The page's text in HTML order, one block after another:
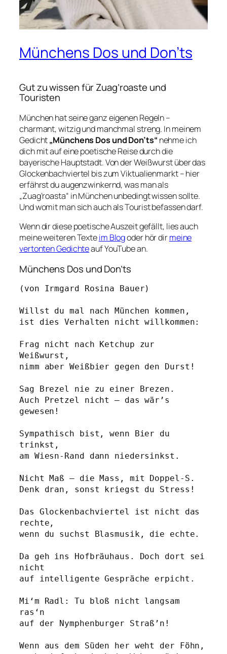
Münchens Dos und Don’ts
Gut zu wissen für Zuag’roaste und
Touristen
München hat seine ganz eigenen Regeln –
charmant, witzig und manchmal streng. In meinem
Gedicht„Münchens Dos und Don’ts“ nehme ich
dich mit auf eine poetische Reise durch die
bayerische Hauptstadt. Von der Weißwurst über das
Glockenbachviertel bis zum Viktualienmarkt – hier
erfährst du augenzwinkernd, was man als
„Zuag’roasta“ in München unbedingt wissen sollte.
Und womit man sich auch als Tourist befassen darf.
Wenn dir diese poetische Auszeit gefällt, lies auch
meine weiteren Texteim Blogoder hör dirmeine
vertonten Gedichteauf YouTube an.
Münchens Dos und Don’ts
(von Irmgard Rosina Bauer)
Willst du mal nach München kommen,
ist dies Verhalten nicht willkommen:
Frag nicht nach Ketchup zur
Weißwurst,
nimm aber Weißbier gegen den Durst!
Sag Brezel nie zu einer Brezen.
Auch Pretzel nicht – das wär’s
gewesen!
Sympathisch bist, wenn Bier du
trinkst,
am Wiesn-Rand dann niedersinkst.
Nicht Maß – die Mass, mit Doppel-S.
Denk dran, sonst kriegst du Stress!
Das Glockenbachviertel ist nicht das
rechte,
wenn du suchst Blasmusik, die echte.
Da geh ins Hofbräuhaus. Doch dort sei
nicht
auf intelligente Gespräche erpicht.
Mi‘m Radl: Tu bloß nicht langsam
ras‘n
auf der Nymphenburger Straß’n!